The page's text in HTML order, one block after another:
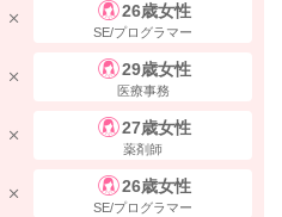
26歳女性
SE/プログラマー
29歳女性
医療事務
27歳女性
薬剤師
26歳女性
SE/プログラマー